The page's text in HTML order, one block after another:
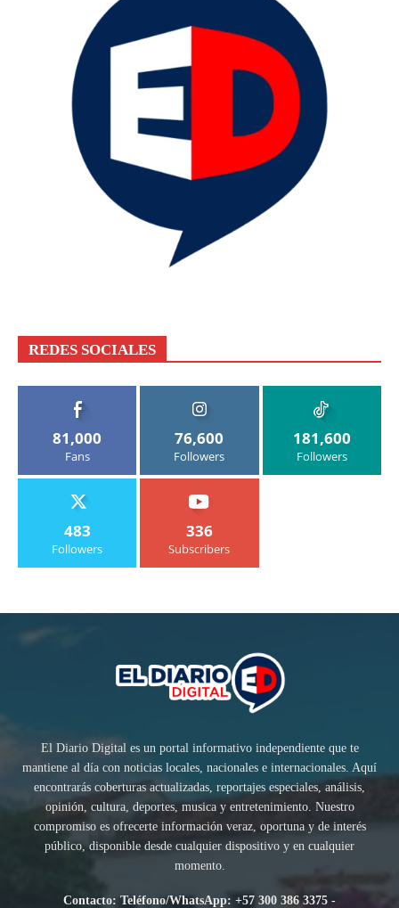
REDES SOCIALES
81,000
Fans
76,600
Followers
181,600
Followers
483
Followers
336
Subscribers
El Diario Digital es un portal informativo independiente que te
mantiene al día con noticias locales, nacionales e internacionales. Aquí
encontrarás coberturas actualizadas, reportajes especiales, análisis,
opinión, cultura, deportes, musica y entretenimiento. Nuestro
compromiso es ofrecerte información veraz, oportuna y de interés
público, disponible desde cualquier dispositivo y en cualquier
momento.
Contacto: Teléfono/WhatsApp: +57 300 386 3375 -